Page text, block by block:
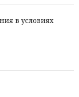
в условиях